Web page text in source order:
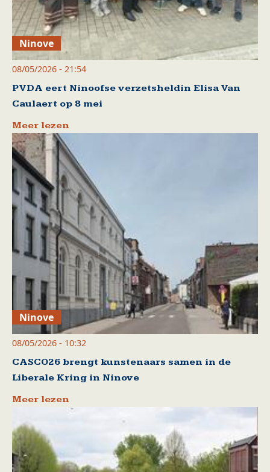
Ninove
08/05/2026 - 21:54
PVDA eert Ninoofse verzetsheldin Elisa Van
Caulaert op 8 mei
Meer lezen
Ninove
08/05/2026 - 10:32
CASCO26 brengt kunstenaars samen in de
Liberale Kring in Ninove
Meer lezen